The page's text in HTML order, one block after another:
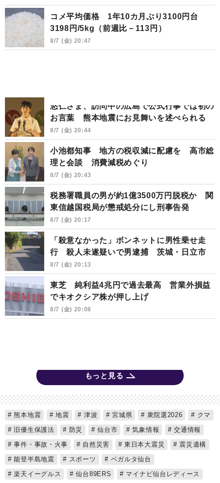
コメ平均価格 1年10カ月ぶり3100円台
3198円/5kg（前週比－113円）
8/7 (金) 20:47
悠仁さま、訪問中の広島で公式行事では初の
お言葉 熊本地震にお見舞いを述べられる
8/7 (金) 20:44
小池都知事 地方の税収減に配慮を 高市総
理と会談 消費減税めぐり
8/7 (金) 20:43
税務署職員の男が約1億3500万円脱税か 関
東信越国税局が懲戒処分にし刑事告発
8/7 (金) 20:17
「殺意なかった」ボンネットに男性乗せ走
行 殺人未遂疑いで男逮捕 茨城・日立市
8/7 (金) 20:13
東芝 純利益4兆円で過去最高 営業外損益
でキオクシア株が押し上げ
8/7 (金) 20:08
もっと見る
熊本地震 地震 津波 宮城県 衆院選2026
クマ
旧優生保護法
防災 仙台市 気象情報
交通情報
事件・事故・火事
自然災害 東日本大震災
震災遺構
能登半島地震
スポーツ
ベガルタ仙台
楽天イーグルス
仙台89ERS
マイナビ仙台レディース